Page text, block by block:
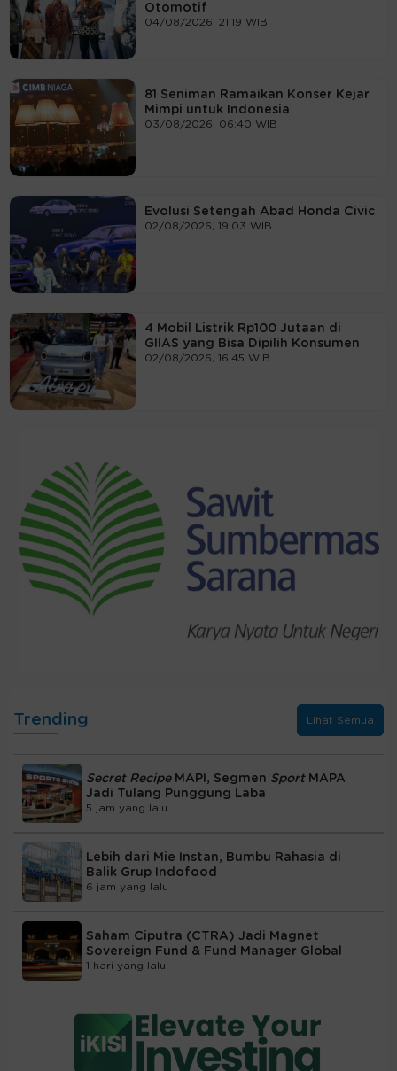
Otomotif
04/08/2026, 21:19 WIB
81 Seniman Ramaikan Konser Kejar
Mimpi untuk Indonesia
03/08/2026, 06:40 WIB
Evolusi Setengah Abad Honda Civic
02/08/2026, 19:03 WIB
4 Mobil Listrik Rp100 Jutaan di
GIIAS yang Bisa Dipilih Konsumen
02/08/2026, 16:45 WIB
Trending Lihat Semua
Secret RecipeMAPI, Segmen Sport MAPA
Jadi Tulang Punggung Laba
5 jam yang lalu
Lebih dari Mie Instan, Bumbu Rahasia di
Balik Grup Indofood
6 jam yang lalu
Saham Ciputra (CTRA) Jadi Magnet
Sovereign Fund & Fund Manager Global
1 hari yang lalu